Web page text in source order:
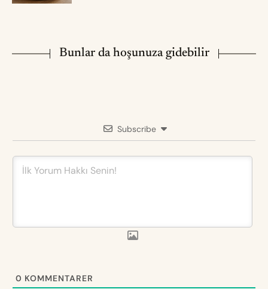
Bunlar da hoşunuza gidebilir
Subscribe
0 KOMMENTARER